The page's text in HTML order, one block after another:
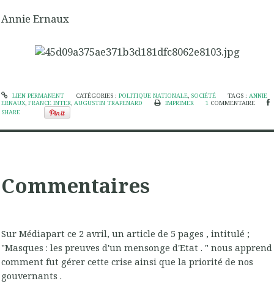
Annie Ernaux
LIEN PERMANENT CATÉGORIES : POLITIQUE NATIONALE, SOCIÉTÉ TAGS :ANNIE
ERNAUX, FRANCE INTER, AUGUSTIN TRAPENARD IMPRIMER 1 COMMENTAIRE
SHARE
Commentaires
Sur Médiapart ce 2 avril, un article de 5 pages , intitulé ;
"Masques : les preuves d'un mensonge d'Etat . " nous apprend
comment fut gérer cette crise ainsi que la priorité de nos
gouvernants .